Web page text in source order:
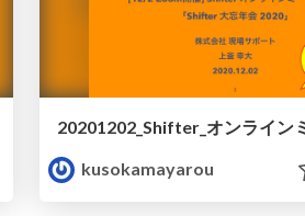
kusokamayarou